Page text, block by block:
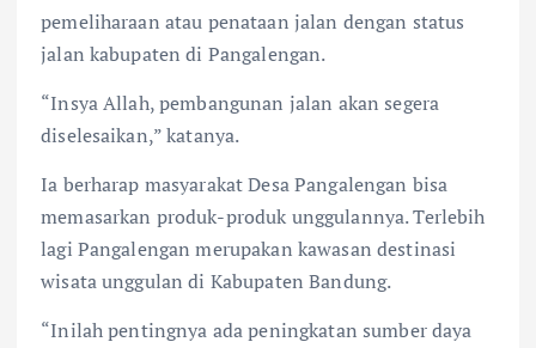
pemeliharaan atau penataan jalan dengan status
jalan kabupaten di Pangalengan.
“Insya Allah, pembangunan jalan akan segera
diselesaikan,” katanya.
Ia berharap masyarakat Desa Pangalengan bisa
memasarkan produk-produk unggulannya. Terlebih
lagi Pangalengan merupakan kawasan destinasi
wisata unggulan di Kabupaten Bandung.
“Inilah pentingnya ada peningkatan sumber daya